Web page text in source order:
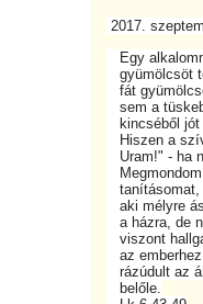
2017.
Egy
gyümölcsöt
fát
sem a
kincséből jót
Hiszen a
Uram!" - ha
tanításomat,
aki mélyre
a házra, de
viszont
az
rázúdult az
belőle.